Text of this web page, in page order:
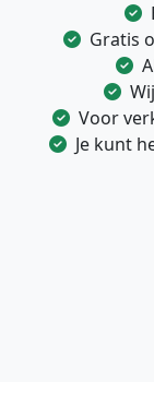
Gratis
Voor
Je kunt